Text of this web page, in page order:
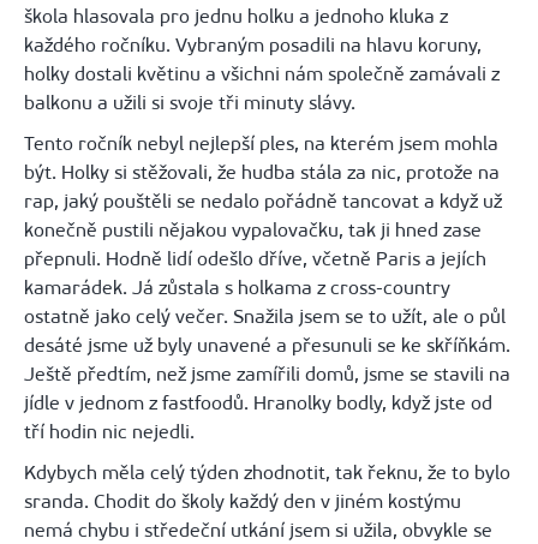
škola hlasovala pro jednu holku a jednoho kluka z
každého ročníku. Vybraným posadili na hlavu koruny,
holky dostali květinu a všichni nám společně zamávali z
balkonu a užili si svoje tři minuty slávy.
Tento ročník nebyl nejlepší ples, na kterém jsem mohla
být. Holky si stěžovali, že hudba stála za nic, protože na
rap, jaký pouštěli se nedalo pořádně tancovat a když už
konečně pustili nějakou vypalovačku, tak ji hned zase
přepnuli. Hodně lidí odešlo dříve, včetně Paris a jejích
kamarádek. Já zůstala s holkama z cross-country
ostatně jako celý večer. Snažila jsem se to užít, ale o půl
desáté jsme už byly unavené a přesunuli se ke skříňkám.
Ještě předtím, než jsme zamířili domů, jsme se stavili na
jídle v jednom z fastfoodů. Hranolky bodly, když jste od
tří hodin nic nejedli.
Kdybych měla celý týden zhodnotit, tak řeknu, že to bylo
sranda. Chodit do školy každý den v jiném kostýmu
nemá chybu i středeční utkání jsem si užila, obvykle se